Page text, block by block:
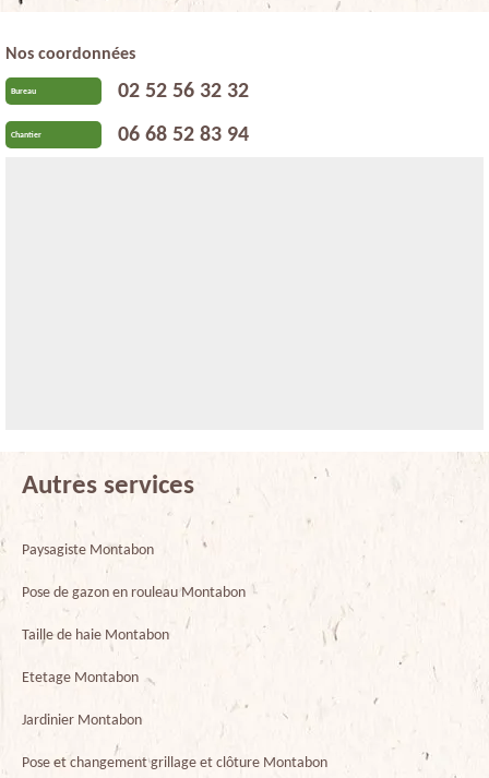
Nos coordonnées
Bureau 02 52 56 32 32
Chantier 06 68 52 83 94
Autres services
Paysagiste Montabon
Pose de gazon en rouleau Montabon
Taille de haie Montabon
Etetage Montabon
Jardinier Montabon
Pose et changement grillage et clôture Montabon